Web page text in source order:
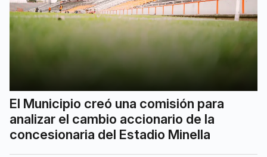
El Municipio creó una comisión para
analizar el cambio accionario de la
concesionaria del Estadio Minella